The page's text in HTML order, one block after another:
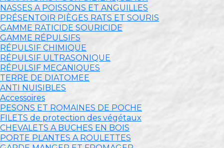
NASSES A POISSONS ET ANGUILLES
PRÉSENTOIR PIÈGES RATS ET SOURIS
GAMME RATICIDE SOURICIDE
GAMME RÉPULSIFS
RÉPULSIF CHIMIQUE
RÉPULSIF ULTRASONIQUE
RÉPULSIF MECANIQUES
TERRE DE DIATOMEE
ANTI NUISIBLES
Accessoires
PESONS ET ROMAINES DE POCHE
FILETS de protection des végétaux
CHEVALETS A BUCHES EN BOIS
PORTE PLANTES A ROULETTES